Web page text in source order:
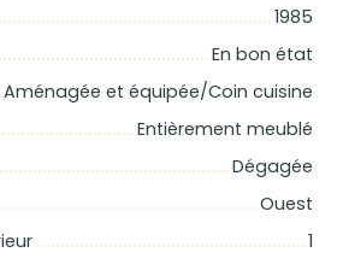
1985
En bon état
Aménagée et équipée/Coin cuisine
Entièrement meublé
Dégagée
Ouest
1